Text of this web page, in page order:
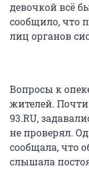
девочкой всё
сообщило, что
лиц органов
Вопросы к
жителей.
93.RU,
не проверял.
сообщала, что
слышала